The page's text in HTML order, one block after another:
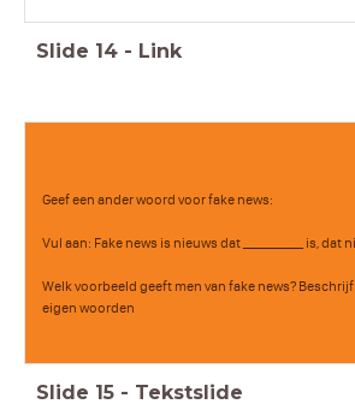
Slide 14 - Link
Geef een ander woord voor fake news:
Vul aan: Fake news is nieuws dat __________ is, dat
Welk voorbeeld geeft men van fake news?
eigen woorden
Slide 15 - Tekstslide